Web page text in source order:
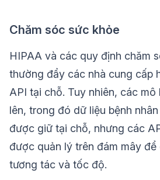
Chăm sóc sức khỏe
HIPAA và các quy định chăm
thường đẩy các nhà cung cấp
API tại chỗ. Tuy nhiên, các mô
lên, trong đó dữ liệu bệnh
được giữ tại chỗ, nhưng các
được quản lý trên đám mây để
tương tác và tốc độ.